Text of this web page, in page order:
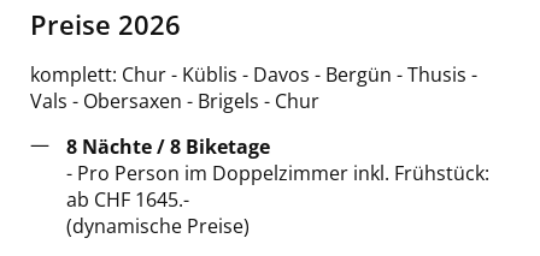
Preise 2026
komplett: Chur - Küblis - Davos - Bergün - Thusis -
Vals - Obersaxen - Brigels - Chur
8 Nächte / 8 Biketage
- Pro Person im Doppelzimmer inkl. Frühstück:
ab CHF 1645.-
(dynamische Preise)